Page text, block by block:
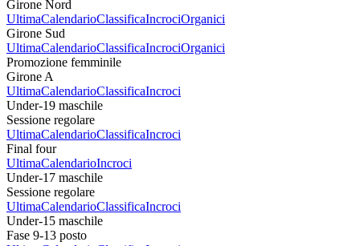
Girone Nord
UltimaCalendarioClassificaIncrociOrganici
Girone Sud
UltimaCalendarioClassificaIncrociOrganici
Promozione femminile
Girone A
UltimaCalendarioClassificaIncroci
Under-19 maschile
Sessione regolare
UltimaCalendarioClassificaIncroci
Final four
UltimaCalendarioIncroci
Under-17 maschile
Sessione regolare
UltimaCalendarioClassificaIncroci
Under-15 maschile
Fase 9-13 posto